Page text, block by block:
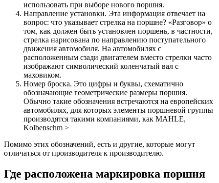
использовать при выборе нового поршня.
Направление установки. Эта информация отвечает на
вопрос: что указывает стрелка на поршне? «Разговор» о
том, как должен быть установлен поршень, в частности,
стрелка нарисована по направлению поступательного
движения автомобиля. На автомобилях с
расположенным сзади двигателем вместо стрелки часто
изображают символический коленчатый вал с
маховиком.
Номер броска. Это цифры и буквы, схематично
обозначающие геометрические размеры поршня.
Обычно такие обозначения встречаются на европейских
автомобилях, для которых элементы поршневой группы
производятся такими компаниями, как MAHLE,
Kolbenschm >
Помимо этих обозначений, есть и другие, которые могут
отличаться от производителя к производителю.
Где расположена маркировка поршня